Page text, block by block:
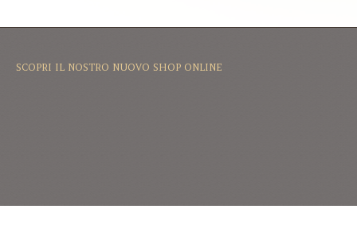
SCOPRI IL NOSTRO NUOVO SHOP ONLINE